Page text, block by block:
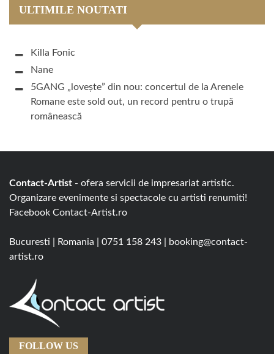
ULTIMILE NOUTATI
Killa Fonic
Nane
5GANG „lovește” din nou: concertul de la Arenele
Romane este sold out, un record pentru o trupă
românească
Contact-Artist - ofera servicii de impresariat artistic.
Organizare evenimente si spectacole cu artisti renumiti!
Facebook Contact-Artist.ro
Bucuresti Romania 0751 158 243
booking@contact-
artist.ro
FOLLOW US